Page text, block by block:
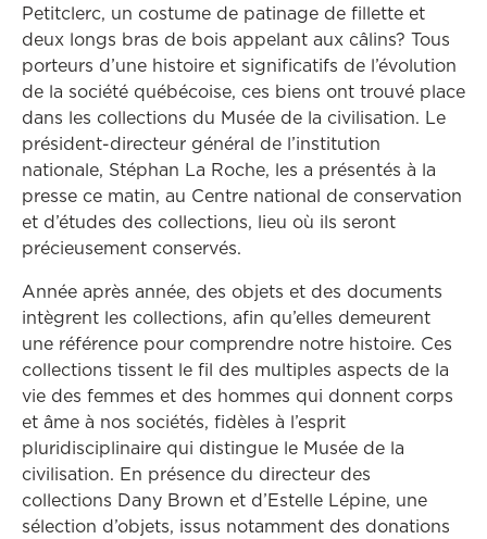
Petitclerc, un costume de patinage de fillette et
deux longs bras de bois appelant aux câlins? Tous
porteurs d’une histoire et significatifs de l’évolution
de la société québécoise, ces biens ont trouvé place
dans les collections du Musée de la civilisation. Le
président-directeur général de l’institution
nationale, Stéphan La Roche, les a présentés à la
presse ce matin, au Centre national de conservation
et d’études des collections, lieu où ils seront
précieusement conservés.
Année après année, des objets et des documents
intègrent les collections, afin qu’elles demeurent
une référence pour comprendre notre histoire. Ces
collections tissent le fil des multiples aspects de la
vie des femmes et des hommes qui donnent corps
et âme à nos sociétés, fidèles à l’esprit
pluridisciplinaire qui distingue le Musée de la
civilisation. En présence du directeur des
collections Dany Brown et d’Estelle Lépine, une
sélection d’objets, issus notamment des donations